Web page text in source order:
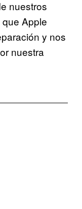
nuestros
Apple
y nos
nuestra